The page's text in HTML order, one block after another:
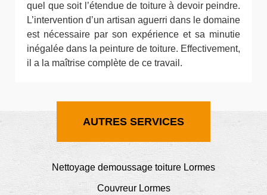
quel que soit l’étendue de toiture à devoir peindre.
L’intervention d’un artisan aguerri dans le domaine
est nécessaire par son expérience et sa minutie
inégalée dans la peinture de toiture. Effectivement,
il a la maîtrise complète de ce travail.
AUTRES SERVICES
Nettoyage demoussage toiture Lormes
Couvreur Lormes